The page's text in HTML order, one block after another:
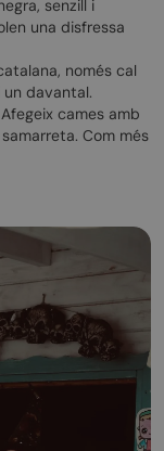
senzill i
una disfressa
només cal
un davantal.
cames amb
Com més